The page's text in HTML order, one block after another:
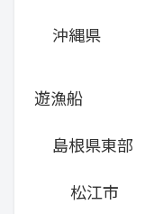
沖縄県
遊漁船
島根県東部
松江市